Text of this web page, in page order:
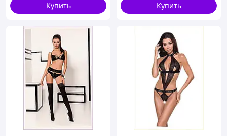
Купить
Купить